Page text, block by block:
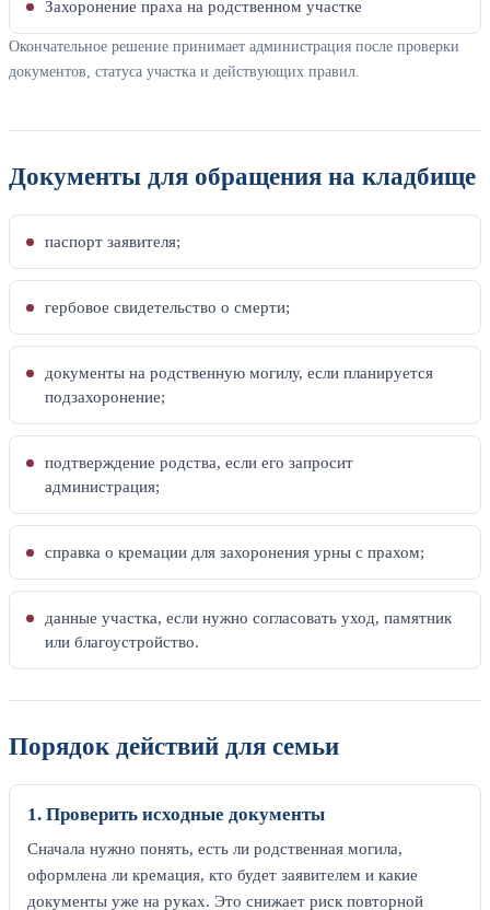
Захоронение праха на родственном участке
Окончательное решение принимает администрация после проверки
документов, статуса участка и действующих правил.
Документы для обращения на кладбище
паспорт заявителя;
гербовое свидетельство о смерти;
документы на родственную могилу, если планируется
подзахоронение;
подтверждение родства, если его запросит
администрация;
справка о кремации для захоронения урны с прахом;
данные участка, если нужно согласовать уход, памятник
или благоустройство.
Порядок действий для семьи
1. Проверить исходные документы
Сначала нужно понять, есть ли родственная могила,
оформлена ли кремация, кто будет заявителем и какие
документы уже на руках. Это снижает риск повторной